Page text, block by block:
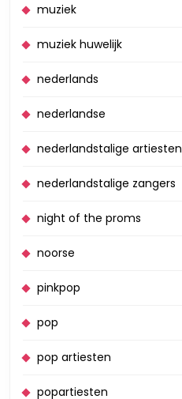
muziek
muziek huwelijk
nederlands
nederlandse
nederlandstalige artiesten
nederlandstalige zangers
night of the proms
noorse
pinkpop
pop
pop artiesten
popartiesten